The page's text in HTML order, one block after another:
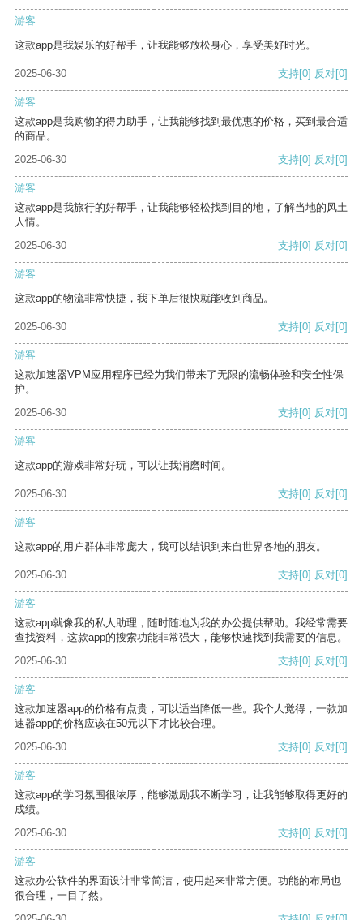
游客
这款app是我娱乐的好帮手，让我能够放松身心，享受美好时光。
2025-06-30 支持[0] 反对[0]
游客
这款app是我购物的得力助手，让我能够找到最优惠的价格，买到最合适
的商品。
2025-06-30
支持[0] 反对[0]
游客
这款app是我旅行的好帮手，让我能够轻松找到目的地，了解当地的风土
人情。
2025-06-30
支持[0] 反对[0]
游客
这款app的物流非常快捷，我下单后很快就能收到商品。
2025-06-30 支持[0] 反对[0]
游客
这款加速器VPM应用程序已经为我们带来了无限的流畅体验和安全性保
护。
2025-06-30
支持[0] 反对[0]
游客
这款app的游戏非常好玩，可以让我消磨时间。
2025-06-30 支持[0] 反对[0]
游客
这款app的用户群体非常庞大，我可以结识到来自世界各地的朋友。
2025-06-30 支持[0] 反对[0]
游客
这款app就像我的私人助理，随时随地为我的办公提供帮助。我经常需要
查找资料，这款app的搜索功能非常强大，能够快速找到我需要的信息。
2025-06-30
支持[0] 反对[0]
游客
这款加速器app的价格有点贵，可以适当降低一些。我个人觉得，一款加
速器app的价格应该在50元以下才比较合理。
2025-06-30
支持[0] 反对[0]
游客
这款app的学习氛围很浓厚，能够激励我不断学习，让我能够取得更好的
成绩。
2025-06-30
支持[0] 反对[0]
游客
这款办公软件的界面设计非常简洁，使用起来非常方便。功能的布局也
很合理，一目了然。